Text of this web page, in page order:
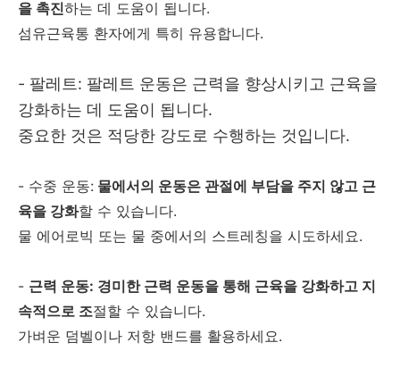
을 촉진하는 데 도움이 됩니다.
섬유근육통 환자에게 특히 유용합니다.
- 팔레트: 팔레트 운동은 근력을 향상시키고 근육을
강화하는 데 도움이 됩니다.
중요한 것은 적당한 강도로 수행하는 것입니다.
- 수중 운동: 물에서의 운동은 관절에 부담을 주지 않고 근
육을 강화할 수 있습니다.
물 에어로빅 또는 물 중에서의 스트레칭을 시도하세요.
- 근력 운동: 경미한 근력 운동을 통해 근육을 강화하고 지
속적으로 조절할 수 있습니다.
가벼운 덤벨이나 저항 밴드를 활용하세요.